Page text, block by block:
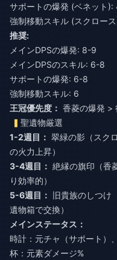
サポートの爆発 (ベネット):
強制移動スキル (スクロー
推奨:
メインDPSの爆発: 8-9
メインDPSのスキル: 6-8
サポートの爆発: 6-8
強制移動スキル: 6
王冠優先度： 香菱の爆発 >
聖遺物厳選
1-2週目： 翠緑の影（スク
の火力上昇）
3-4週目： 絶縁の旗印（香
り効率的）
5-6週目： 旧貴族のしつけ
遺物箱で交換）
メインステータス：
時計：元チャ（サポート）
杯：元素ダメージ%